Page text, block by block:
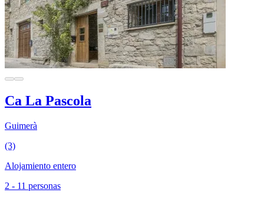
Ca La Pascola
Guimerà
(3)
Alojamiento entero
2 - 11 personas